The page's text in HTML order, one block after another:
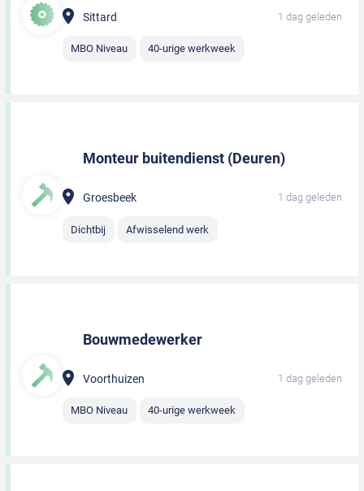
Sittard 1 dag geleden
MBO Niveau 40-urige werkweek
Monteur buitendienst (Deuren)
Groesbeek 1 dag geleden
Dichtbij Afwisselend werk
Bouwmedewerker
Voorthuizen 1 dag geleden
MBO Niveau 40-urige werkweek